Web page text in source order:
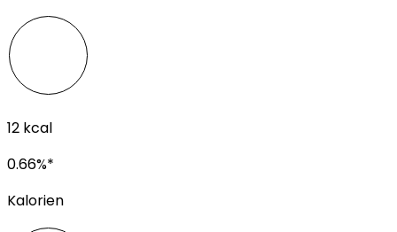
12 kcal
0.66%*
Kalorien